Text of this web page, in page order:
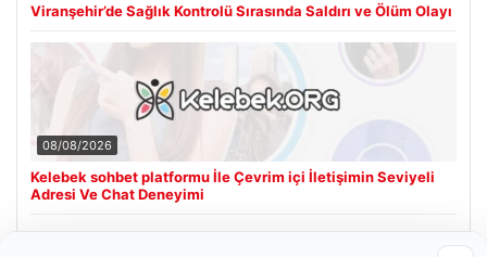
Viranşehir’de Sağlık Kontrolü Sırasında Saldırı ve Ölüm Olayı
08/08/2026
Kelebek sohbet platformu İle Çevrim içi İletişimin Seviyeli
Adresi Ve Chat Deneyimi